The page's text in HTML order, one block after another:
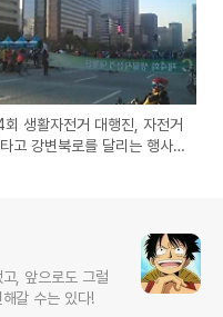
회 생활자전거 대행진, 자전거
고 강변북로를 달리는 행사
, 앞으로도 그럴
갈 수는 있다!